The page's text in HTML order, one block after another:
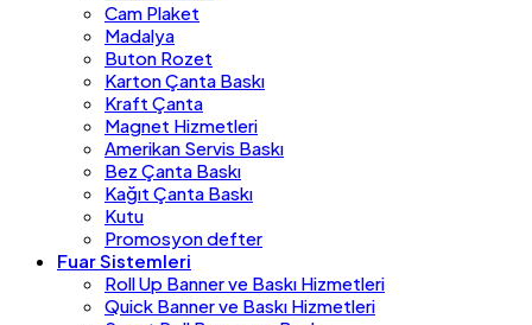
Cam Plaket
Madalya
Buton Rozet
Karton Çanta Baskı
Kraft Çanta
Magnet Hizmetleri
Amerikan Servis Baskı
Bez Çanta Baskı
Kağıt Çanta Baskı
Kutu
Promosyon defter
Fuar Sistemleri
Roll Up Banner ve Baskı Hizmetleri
Quick Banner ve Baskı Hizmetleri